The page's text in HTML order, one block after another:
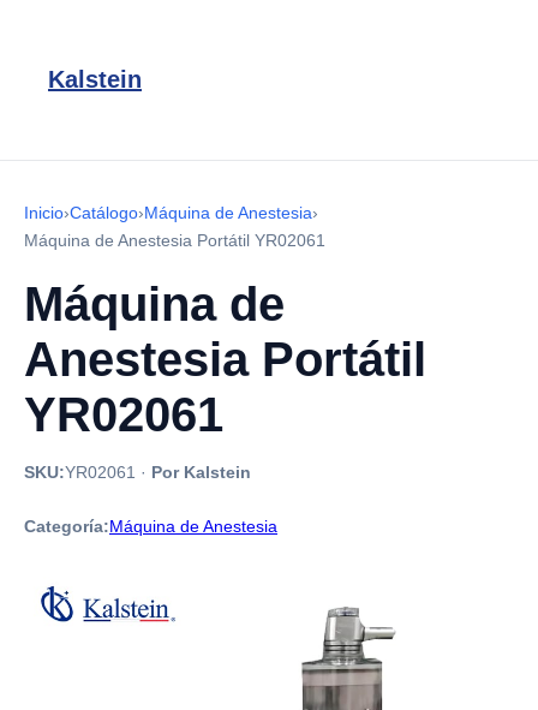
Kalstein
Inicio›Catálogo›Máquina de Anestesia›
Máquina de Anestesia Portátil YR02061
Máquina de
Anestesia Portátil
YR02061
SKU:YR02061 · Por Kalstein
Categoría:Máquina de Anestesia